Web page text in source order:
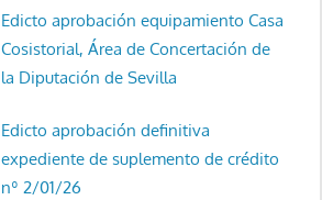
Edicto aprobación equipamiento Casa
Cosistorial, Área de Concertación de
la Diputación de Sevilla
Edicto aprobación definitiva
expediente de suplemento de crédito
nº 2/01/26